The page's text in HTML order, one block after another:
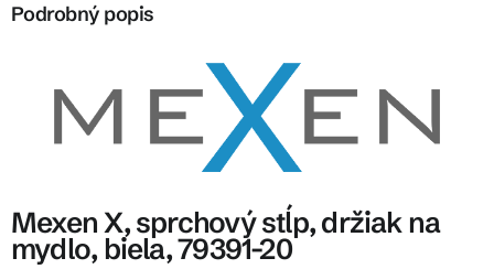
Podrobný popis
Mexen X, sprchový stĺp, držiak na
mydlo, biela, 79391-20